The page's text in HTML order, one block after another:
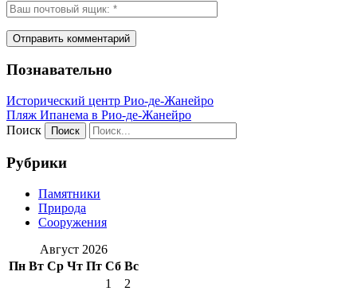
Познавательно
Исторический центр Рио-де-Жанейро
Пляж Ипанема в Рио-де-Жанейро
Поиск
Рубрики
Памятники
Природа
Сооружения
Август 2026
Пн Вт Ср Чт Пт Сб Вс
1
2